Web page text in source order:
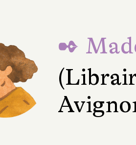
✒